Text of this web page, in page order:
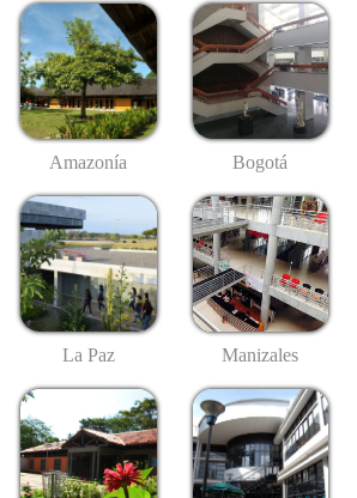
Amazonía Bogotá
La Paz Manizales